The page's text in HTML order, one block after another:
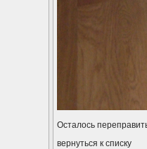
Осталось
вернуться к списку